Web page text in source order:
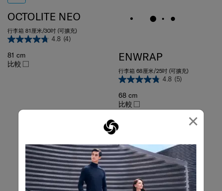
×
OCTOLITE NEO
行李箱 81厘米/30吋 (可擴充)
4.8 (4)
81 cm
比較
行李箱 68厘米/25吋 (可擴充)
4.8 (5)
68 cm
比較